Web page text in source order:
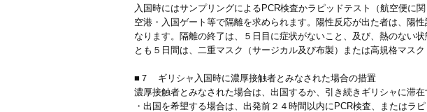
入国時にはサンプリングによるPCR検査かラピッドテスト（航空便に
空港・入国ゲート等で隔離を求められます。陽性反応が出た者は、陽
なります。隔離の終了は、５日目に症状がないこと、及び、熱のない
とも５日間は、二重マスク（サージカル及び布製）または高規格マス
■７ ギリシャ入国時に濃厚接触者とみなされた場合の措置
濃厚接触者とみなされた場合は、出国するか、引き続きギリシャに滞在
・出国を希望する場合は、出発前２４時間以内にPCR検査、またはラ